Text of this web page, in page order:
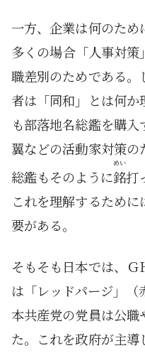
一方、企業は何のた
多くの場合「人事対
職差別のためである
者は「同和」とは何
も部落地名総鑑を購
翼などの活動家対策
総鑑もそのように銘
めい
打
これを理解するため
要がある。
そもそも日本では、
は「レッドパージ」
本共産党の党員は公
た。これを政府が主